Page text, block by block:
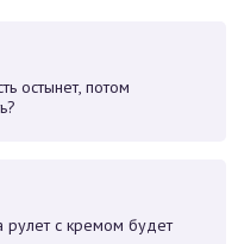
остынет, потом
рулет с кремом будет